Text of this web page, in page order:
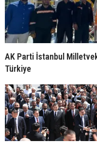
AK Parti İstanbul
Türkiye